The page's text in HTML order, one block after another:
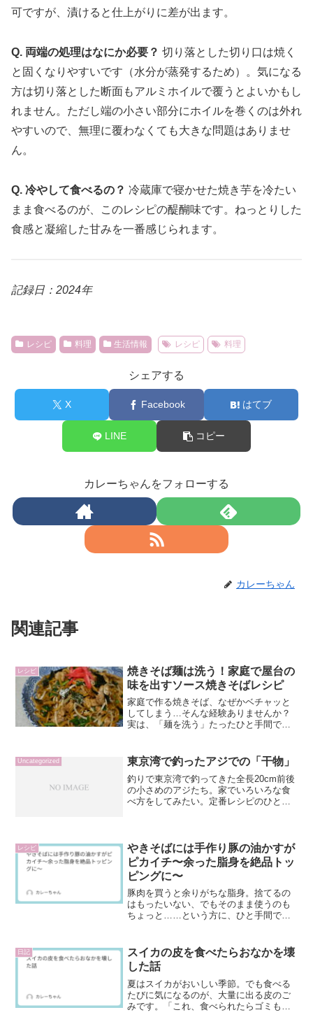
可ですが、漬けると仕上がりに差が出ます。
Q. 両端の処理はなにか必要？ 切り落とした切り口は焼く
と固くなりやすいです（水分が蒸発するため）。気になる
方は切り落とした断面もアルミホイルで覆うとよいかもし
れません。ただし端の小さい部分にホイルを巻くのは外れ
やすいので、無理に覆わなくても大きな問題はありませ
ん。
Q. 冷やして食べるの？ 冷蔵庫で寝かせた焼き芋を冷たい
まま食べるのが、このレシピの醍醐味です。ねっとりした
食感と凝縮した甘みを一番感じられます。
記録日：2024年
レシピ 料理 生活情報 レシピ 料理
シェアする
X Facebook はてブ
LINE コピー
カレーちゃんをフォローする
カレーちゃん
関連記事
レシピ
焼きそば麺は洗う！家庭で屋台の
味を出すソース焼きそばレシピ
家庭で作る焼きそば、なぜかベチャッと
してしまう…そんな経験ありませんか？
実は、「麺を洗う」たったひと手間で、
にできる“プロっぽい”焼きそばの作り方を
紹介します。家庭で作...
Uncategorized 東京湾で釣ったアジでの「干物」
釣りで東京湾で釣ってきた全長20cm前後
の小さめのアジたち。家でいろいろな食
べ方をしてみたい。定番レシピのひとつ
の塩水の計...
レシピ
やきそばには手作り豚の油かすが
ピカイチ〜余った脂身を絶品トッ
ピングに〜
豚肉を買うと余りがちな脂身。捨てるの
はもったいない、でもそのまま使うのも
ちょっと……という方に、ひと手間で焼
約15〜20分（油かす作り）＋焼きそば5分
🔥 難易度★☆☆...
日記
スイカの皮を食べたらおなかを壊
した話
夏はスイカがおいしい季節。でも食べる
たびに気になるのが、大量に出る皮のご
みです。「これ、食べられたらゴミも減